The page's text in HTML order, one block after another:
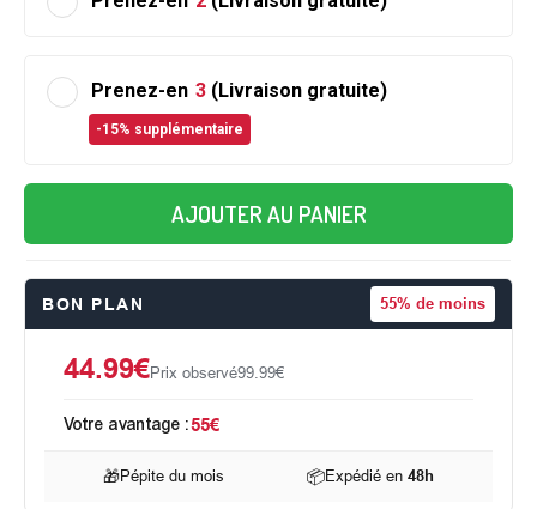
Prenez-en 3 (Livraison gratuite)
-15% supplémentaire
AJOUTER AU PANIER
BON PLAN 55% de moins
44.99€Prix observé99.99€
Votre avantage :55€
🎁Pépite du mois 📦Expédié en48h